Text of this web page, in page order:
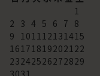
1
2 3 4 5 6 7 8
9 101112131415
16171819202122
23242526272829